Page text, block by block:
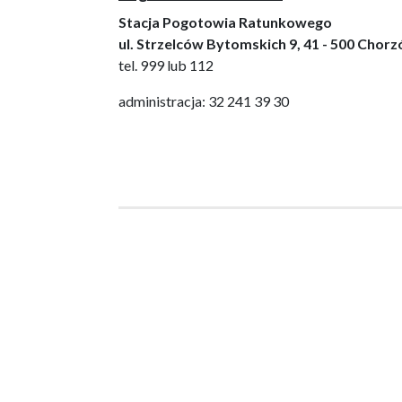
Stacja Pogotowia Ratunkowego
ul. Strzelców Bytomskich 9, 41 - 500
tel. 999 lub 112
administracja: 32 241 39 30